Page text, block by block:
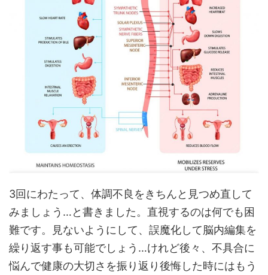
3回にわたって、体調不良をきちんと見つめ直して
みましょう…と書きました。直視するのは何でも困
難です。見ないようにして、誤魔化して脳内編集を
繰り返す事も可能でしょう…けれど後々、不具合に
悩んで健康の大切さを振り返り後悔した時にはもう